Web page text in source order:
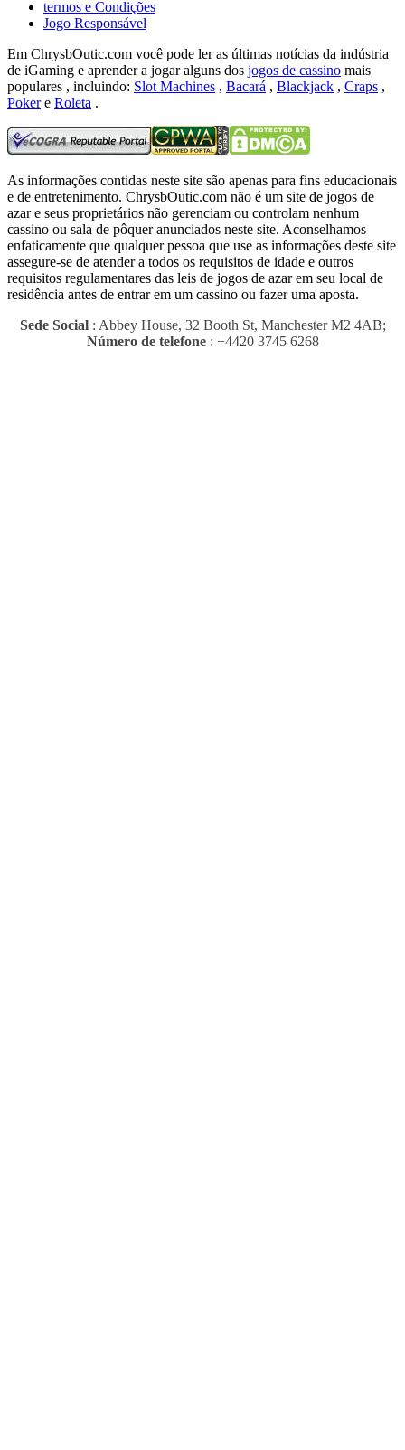
termos e Condições
Jogo Responsável
Em ChrysbOutic.com você pode ler as últimas notícias da indústria
de iGaming e aprender a jogar alguns dos jogos de cassino mais
populares , incluindo: Slot Machines , Bacará , Blackjack , Craps ,
Pokere Roleta .
As informações contidas neste site são apenas para fins educacionais
e de entretenimento. ChrysbOutic.com não é um site de jogos de
azar e seus proprietários não gerenciam ou controlam nenhum
cassino ou sala de pôquer anunciados neste site. Aconselhamos
enfaticamente que qualquer pessoa que use as informações deste site
assegure-se de atender a todos os requisitos de idade e outros
requisitos regulamentares das leis de jogos de azar em seu local de
residência antes de entrar em um cassino ou fazer uma aposta.
Sede Social: Abbey House, 32 Booth St, Manchester M2 4AB;
Número de telefone: +4420 3745 6268